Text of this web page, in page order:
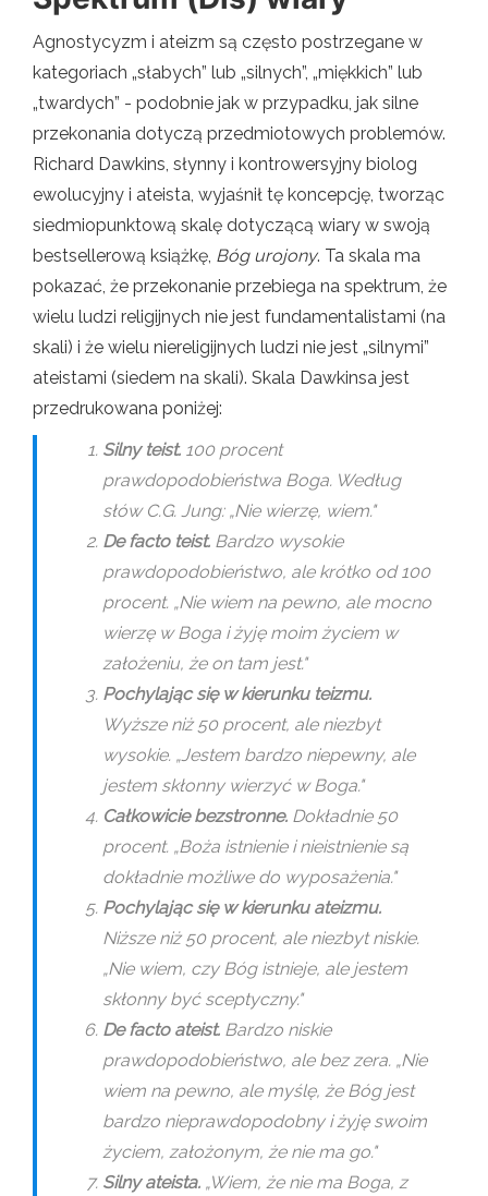
Agnostycyzm i ateizm są często postrzegane w
kategoriach „słabych” lub „silnych”, „miękkich” lub
„twardych” - podobnie jak w przypadku, jak silne
przekonania dotyczą przedmiotowych problemów.
Richard Dawkins, słynny i kontrowersyjny biolog
ewolucyjny i ateista, wyjaśnił tę koncepcję, tworząc
siedmiopunktową skalę dotyczącą wiary w swoją
bestsellerową książkę, Bóg urojony. Ta skala ma
pokazać, że przekonanie przebiega na spektrum, że
wielu ludzi religijnych nie jest fundamentalistami (na
skali) i że wielu niereligijnych ludzi nie jest „silnymi”
ateistami (siedem na skali). Skala Dawkinsa jest
przedrukowana poniżej:
Silny teist. 100 procent
prawdopodobieństwa Boga. Według
słów C.G. Jung: „Nie wierzę, wiem."
De facto teist. Bardzo wysokie
prawdopodobieństwo, ale krótko od 100
procent. „Nie wiem na pewno, ale mocno
wierzę w Boga i żyję moim życiem w
założeniu, że on tam jest."
Pochylając się w kierunku teizmu.
Wyższe niż 50 procent, ale niezbyt
wysokie. „Jestem bardzo niepewny, ale
jestem skłonny wierzyć w Boga."
Całkowicie bezstronne. Dokładnie 50
procent. „Boża istnienie i nieistnienie są
dokładnie możliwe do wyposażenia."
Pochylając się w kierunku ateizmu.
Niższe niż 50 procent, ale niezbyt niskie.
„Nie wiem, czy Bóg istnieje, ale jestem
skłonny być sceptyczny."
De facto ateist. Bardzo niskie
prawdopodobieństwo, ale bez zera. „Nie
wiem na pewno, ale myślę, że Bóg jest
bardzo nieprawdopodobny i żyję swoim
życiem, założonym, że nie ma go."
Silny ateista. „Wiem, że nie ma Boga, z